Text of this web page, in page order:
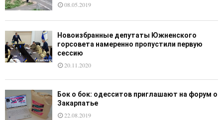
08.05.2019
Новоизбранные депутаты Южненского
горсовета намеренно пропустили первую
сессию
20.11.2020
Бок о бок: одесситов приглашают на форум о
Закарпатье
22.08.2019